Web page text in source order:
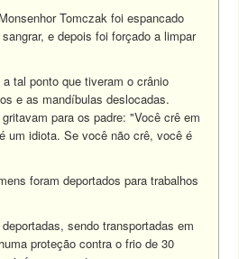
Tomczak foi espancado
e depois foi forçado a limpar
tal ponto que tiveram o crânio
e as mandíbulas deslocadas.
para os padre: "Você crê em
um idiota. Se você não crê, você é
foram deportados para trabalhos
sendo transportadas em
proteção contra o frio de 30